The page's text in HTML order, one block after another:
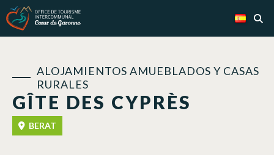
GÎTE DES CYPRÈS
ALOJAMIENTOS AMUEBLADOS Y CASAS
RURALES
BERAT
Panel de gestión de cookies